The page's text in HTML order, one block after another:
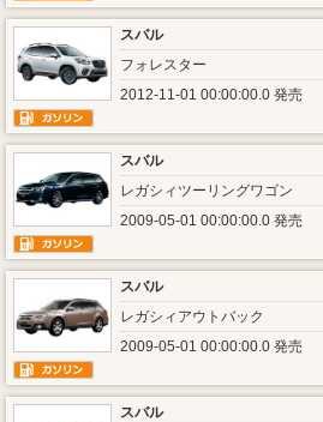
スバル
フォレスター
2012-11-01 00:00:00.0 発売
スバル
レガシィツーリングワゴン
2009-05-01 00:00:00.0 発売
スバル
レガシィアウトバック
2009-05-01 00:00:00.0 発売
スバル